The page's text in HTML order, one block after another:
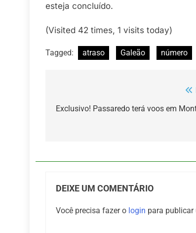
esteja concluído.
(Visited 42 times, 1 visits today)
Tagged: atraso Galeão número
de
Exclusivo! Passaredo terá voos em
DEIXE UM COMENTÁRIO
Você precisa fazer o login para